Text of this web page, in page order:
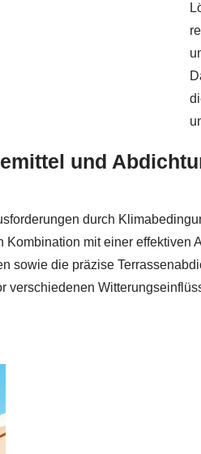
und
durch
mit einer
sowie die präzise
verschiedenen